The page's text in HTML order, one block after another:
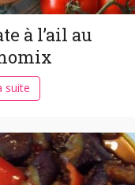
à l’ail au
suite